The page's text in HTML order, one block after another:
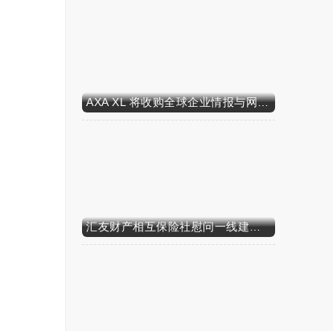
AXA XL 将收购全球企业情报与网络安全咨询公司 S-RM
汇友财产相互保险社慰问一线建筑工人